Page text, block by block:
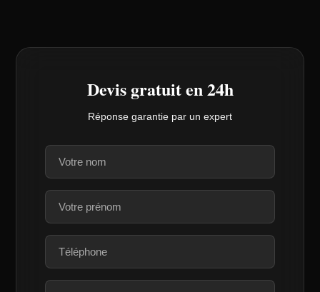
Devis gratuit en 24h
Réponse garantie par un expert